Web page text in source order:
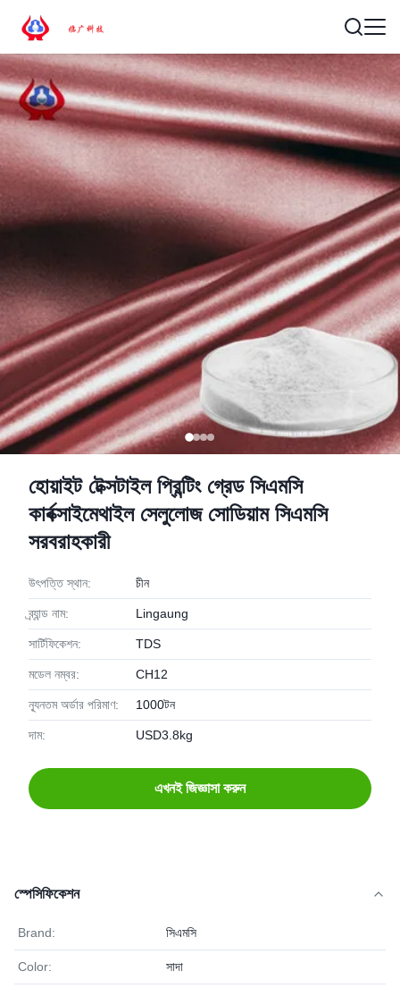
হোয়াইট টেক্সটাইল প্রিন্টিং গ্রেড সিএমসি
কার্বক্সাইমেথাইল সেলুলোজ সোডিয়াম সিএমসি
সরবরাহকারী
উৎপত্তি স্থান: চীন
ব্র্যান্ড নাম: Lingaung
সার্টিফিকেশন: TDS
মডেল নম্বর: CH12
ন্যূনতম অর্ডার পরিমাণ: 1000টন
দাম: USD3.8kg
এখনই জিজ্ঞাসা করুন
স্পেসিফিকেশন
Brand: সিএমসি
Color: সাদা